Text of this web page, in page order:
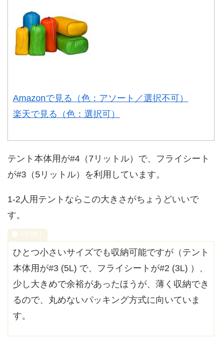
Amazonで見る（色：アソート／選択不可）
楽天で見る（色：選択可）
テント本体用が#4（7リットル）で、フライシート
が#3（5リットル）を利用しています。
1-2人用テントならこの大きさがちょうどいいで
す。
ひとつ小さいサイズでも収納可能ですが（テント
本体用が#3 (5L) で、フライシートが#2 (3L) ）、
少し大きめで余裕があったほうが、薄く収納でき
るので、丸めないパッキング方式に向いていま
す。